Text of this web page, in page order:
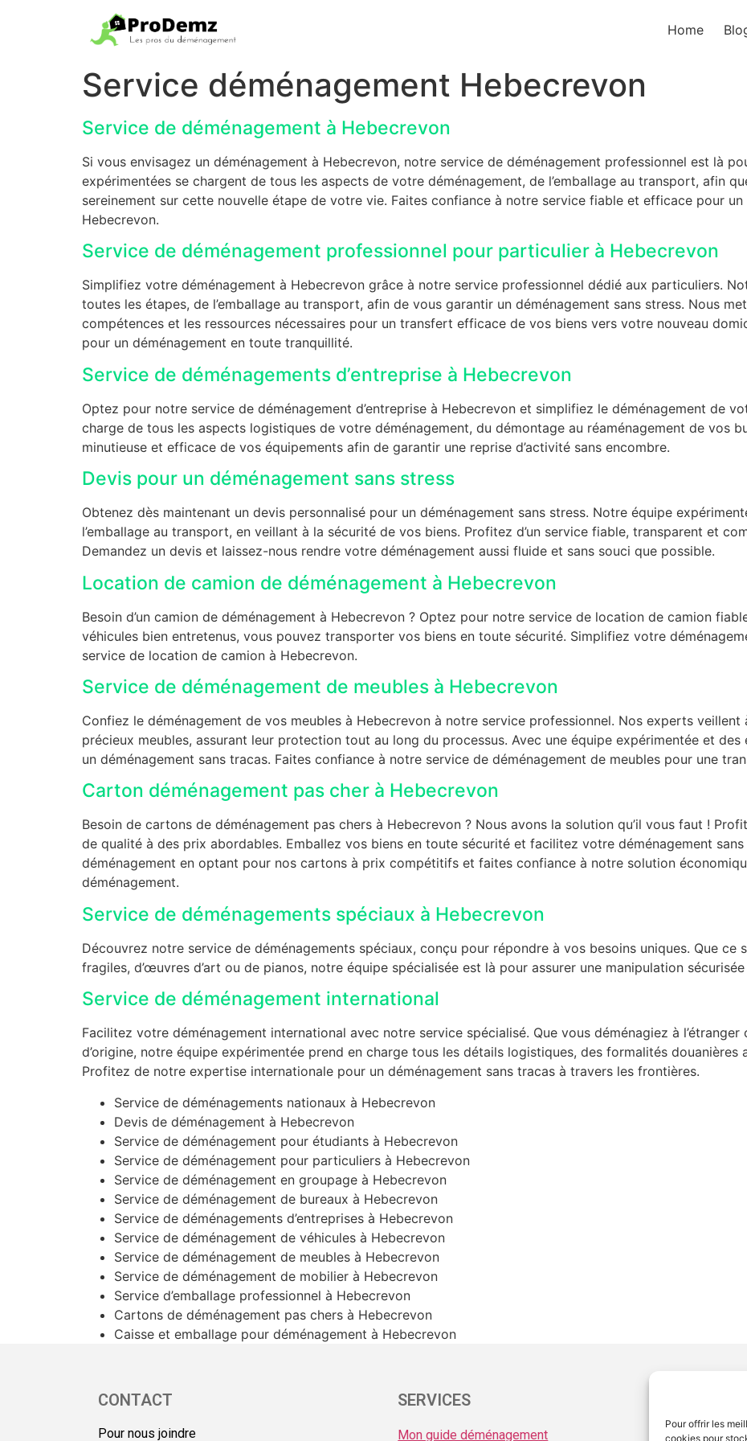
Pour offrir les
cookies pour
Home
Service déménagement Hebecrevon
Service de déménagement à Hebecrevon
Si vous envisagez un déménagement à Hebecrevon, notre service de déménagement professionnel est là
expérimentées se chargent de tous les aspects de votre déménagement, de l’emballage au transport, afin
sereinement sur cette nouvelle étape de votre vie. Faites confiance à notre service fiable et efficace pour
Hebecrevon.
Service de déménagement professionnel pour particulier à Hebecrevon
Simplifiez votre déménagement à Hebecrevon grâce à notre service professionnel dédié aux particuliers.
toutes les étapes, de l’emballage au transport, afin de vous garantir un déménagement sans stress. Nous
compétences et les ressources nécessaires pour un transfert efficace de vos biens vers votre nouveau
pour un déménagement en toute tranquillité.
Service de déménagements d’entreprise à Hebecrevon
Optez pour notre service de déménagement d’entreprise à Hebecrevon et simplifiez le déménagement de
charge de tous les aspects logistiques de votre déménagement, du démontage au réaménagement de vos
minutieuse et efficace de vos équipements afin de garantir une reprise d’activité sans encombre.
Devis pour un déménagement sans stress
Obtenez dès maintenant un devis personnalisé pour un déménagement sans stress. Notre équipe
l’emballage au transport, en veillant à la sécurité de vos biens. Profitez d’un service fiable, transparent et
Demandez un devis et laissez-nous rendre votre déménagement aussi fluide et sans souci que possible.
Location de camion de déménagement à Hebecrevon
Besoin d’un camion de déménagement à Hebecrevon ? Optez pour notre service de location de camion
véhicules bien entretenus, vous pouvez transporter vos biens en toute sécurité. Simplifiez votre
service de location de camion à Hebecrevon.
Service de déménagement de meubles à Hebecrevon
Confiez le déménagement de vos meubles à Hebecrevon à notre service professionnel. Nos experts
précieux meubles, assurant leur protection tout au long du processus. Avec une équipe expérimentée et
un déménagement sans tracas. Faites confiance à notre service de déménagement de meubles pour une
Carton déménagement pas cher à Hebecrevon
Besoin de cartons de déménagement pas chers à Hebecrevon ? Nous avons la solution qu’il vous faut !
de qualité à des prix abordables. Emballez vos biens en toute sécurité et facilitez votre déménagement
déménagement en optant pour nos cartons à prix compétitifs et faites confiance à notre solution
déménagement.
Service de déménagements spéciaux à Hebecrevon
Découvrez notre service de déménagements spéciaux, conçu pour répondre à vos besoins uniques. Que ce
fragiles, d’œuvres d’art ou de pianos, notre équipe spécialisée est là pour assurer une manipulation
Service de déménagement international
Facilitez votre déménagement international avec notre service spécialisé. Que vous déménagiez à
d’origine, notre équipe expérimentée prend en charge tous les détails logistiques, des formalités douanières
Profitez de notre expertise internationale pour un déménagement sans tracas à travers les frontières.
Service de déménagements nationaux à Hebecrevon
Devis de déménagement à Hebecrevon
Service de déménagement pour étudiants à Hebecrevon
Service de déménagement pour particuliers à Hebecrevon
Service de déménagement en groupage à Hebecrevon
Service de déménagement de bureaux à Hebecrevon
Service de déménagements d’entreprises à Hebecrevon
Service de déménagement de véhicules à Hebecrevon
Service de déménagement de meubles à Hebecrevon
Service de déménagement de mobilier à Hebecrevon
Service d’emballage professionnel à Hebecrevon
Cartons de déménagement pas chers à Hebecrevon
Caisse et emballage pour déménagement à Hebecrevon
CONTACT
Pour nous joindre
SERVICES
Mon guide déménagement